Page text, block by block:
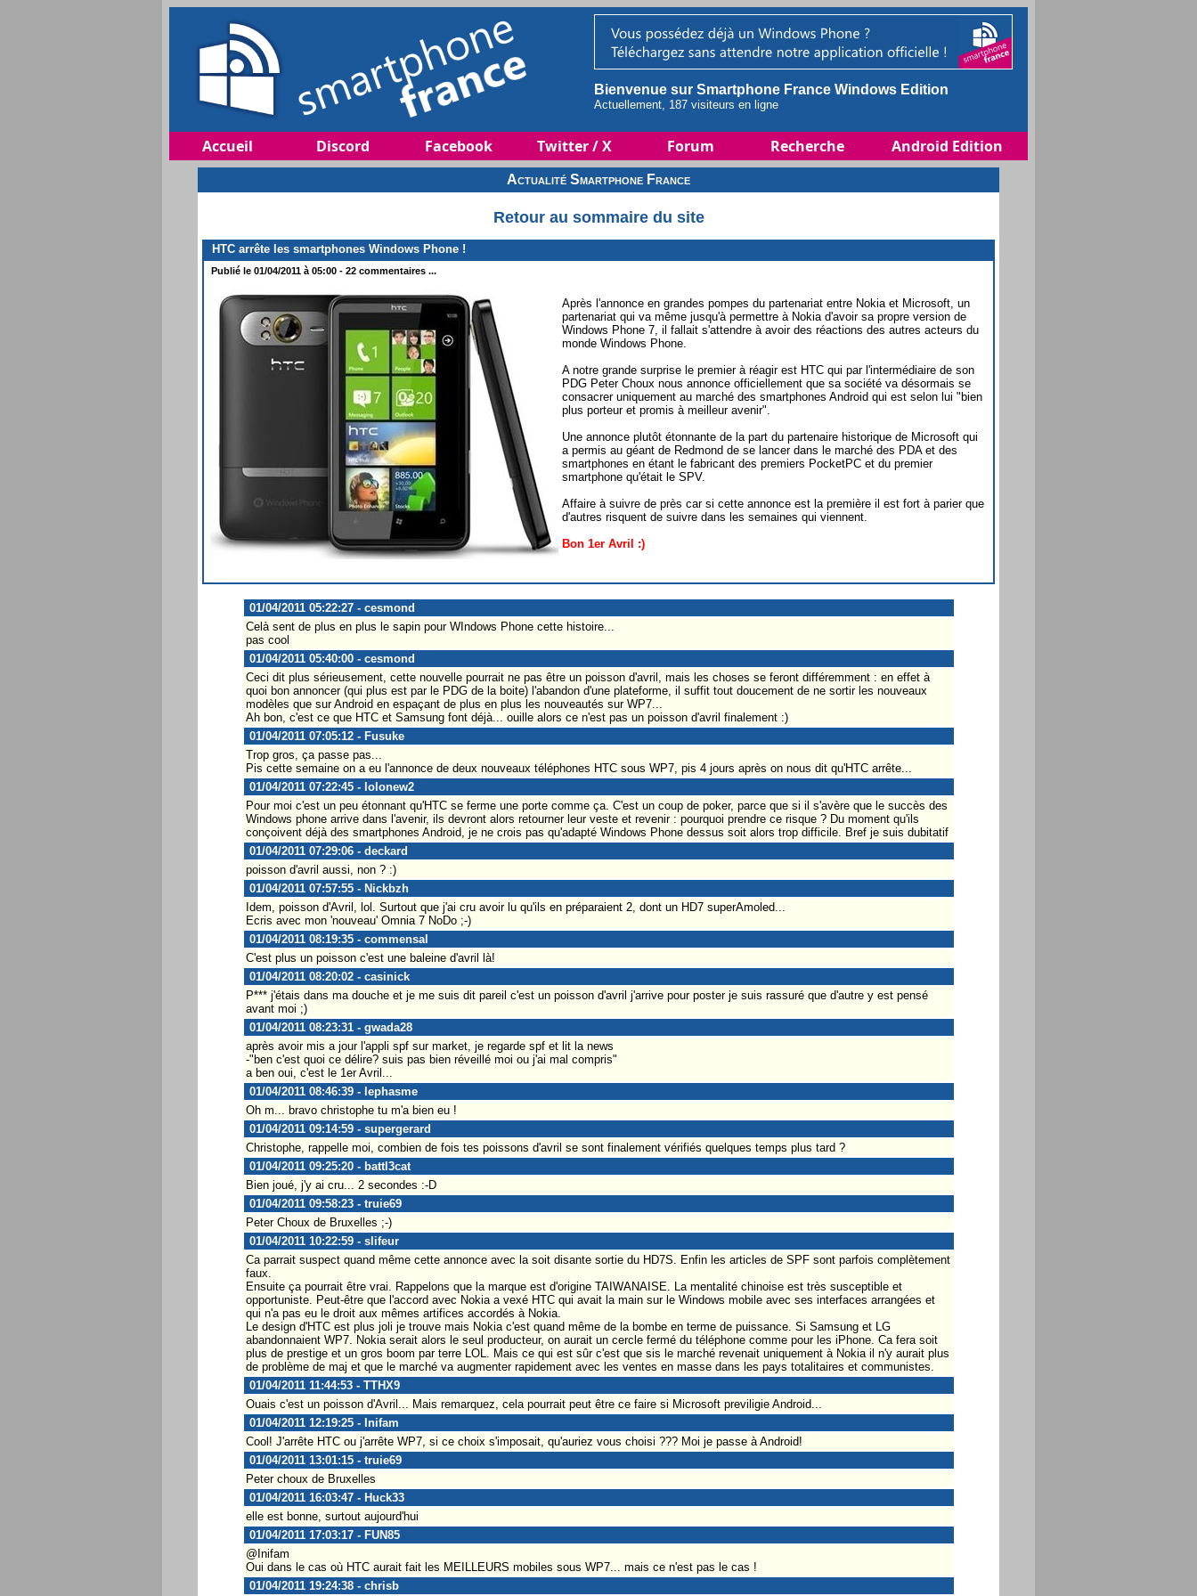
Bienvenue sur Smartphone France Windows Edition
Actuellement, 187 visiteurs en ligne
Accueil Discord Facebook Twitter / X Forum Recherche Android Edition
Actualité Smartphone France
Retour au sommaire du site
HTC arrête les smartphones Windows Phone !
Publié le 01/04/2011 à 05:00 - 22 commentaires ...
Après l'annonce en grandes pompes du partenariat entre Nokia et Microsoft, un
partenariat qui va même jusqu'à permettre à Nokia d'avoir sa propre version de
Windows Phone 7, il fallait s'attendre à avoir des réactions des autres acteurs du
monde Windows Phone.
A notre grande surprise le premier à réagir est HTC qui par l'intermédiaire de son
PDG Peter Choux nous annonce officiellement que sa société va désormais se
consacrer uniquement au marché des smartphones Android qui est selon lui "bien
plus porteur et promis à meilleur avenir".
Une annonce plutôt étonnante de la part du partenaire historique de Microsoft qui
a permis au géant de Redmond de se lancer dans le marché des PDA et des
smartphones en étant le fabricant des premiers PocketPC et du premier
smartphone qu'était le SPV.
Affaire à suivre de près car si cette annonce est la première il est fort à parier que
d'autres risquent de suivre dans les semaines qui viennent.
Bon 1er Avril :)
01/04/2011 05:22:27 - cesmond
Celà sent de plus en plus le sapin pour WIndows Phone cette histoire...
pas cool
01/04/2011 05:40:00 - cesmond
Ceci dit plus sérieusement, cette nouvelle pourrait ne pas être un poisson d'avril, mais les choses se feront différemment : en effet à
quoi bon annoncer (qui plus est par le PDG de la boite) l'abandon d'une plateforme, il suffit tout doucement de ne sortir les nouveaux
modèles que sur Android en espaçant de plus en plus les nouveautés sur WP7...
Ah bon, c'est ce que HTC et Samsung font déjà... ouille alors ce n'est pas un poisson d'avril finalement :)
01/04/2011 07:05:12 - Fusuke
Trop gros, ça passe pas...
Pis cette semaine on a eu l'annonce de deux nouveaux téléphones HTC sous WP7, pis 4 jours après on nous dit qu'HTC arrête...
01/04/2011 07:22:45 - lolonew2
Pour moi c'est un peu étonnant qu'HTC se ferme une porte comme ça. C'est un coup de poker, parce que si il s'avère que le succès des
Windows phone arrive dans l'avenir, ils devront alors retourner leur veste et revenir : pourquoi prendre ce risque ? Du moment qu'ils
conçoivent déjà des smartphones Android, je ne crois pas qu'adapté Windows Phone dessus soit alors trop difficile. Bref je suis dubitatif
01/04/2011 07:29:06 - deckard
poisson d'avril aussi, non ? :)
01/04/2011 07:57:55 - Nickbzh
Idem, poisson d'Avril, lol. Surtout que j'ai cru avoir lu qu'ils en préparaient 2, dont un HD7 superAmoled...
Ecris avec mon 'nouveau' Omnia 7 NoDo ;-)
01/04/2011 08:19:35 - commensal
C'est plus un poisson c'est une baleine d'avril là!
01/04/2011 08:20:02 - casinick
P*** j'étais dans ma douche et je me suis dit pareil c'est un poisson d'avril j'arrive pour poster je suis rassuré que d'autre y est pensé
avant moi ;)
01/04/2011 08:23:31 - gwada28
après avoir mis a jour l'appli spf sur market, je regarde spf et lit la news
-"ben c'est quoi ce délire? suis pas bien réveillé moi ou j'ai mal compris"
a ben oui, c'est le 1er Avril...
01/04/2011 08:46:39 - lephasme
Oh m... bravo christophe tu m'a bien eu !
01/04/2011 09:14:59 - supergerard
Christophe, rappelle moi, combien de fois tes poissons d'avril se sont finalement vérifiés quelques temps plus tard ?
01/04/2011 09:25:20 - battl3cat
Bien joué, j'y ai cru... 2 secondes :-D
01/04/2011 09:58:23 - truie69
Peter Choux de Bruxelles ;-)
01/04/2011 10:22:59 - slifeur
Ca parrait suspect quand même cette annonce avec la soit disante sortie du HD7S. Enfin les articles de SPF sont parfois complètement
faux.
Ensuite ça pourrait être vrai. Rappelons que la marque est d'origine TAIWANAISE. La mentalité chinoise est très susceptible et
opportuniste. Peut-être que l'accord avec Nokia a vexé HTC qui avait la main sur le Windows mobile avec ses interfaces arrangées et
qui n'a pas eu le droit aux mêmes artifices accordés à Nokia.
Le design d'HTC est plus joli je trouve mais Nokia c'est quand même de la bombe en terme de puissance. Si Samsung et LG
abandonnaient WP7. Nokia serait alors le seul producteur, on aurait un cercle fermé du téléphone comme pour les iPhone. Ca fera soit
plus de prestige et un gros boom par terre LOL. Mais ce qui est sûr c'est que sis le marché revenait uniquement à Nokia il n'y aurait plus
de problème de maj et que le marché va augmenter rapidement avec les ventes en masse dans les pays totalitaires et communistes.
01/04/2011 11:44:53 - TTHX9
Ouais c'est un poisson d'Avril... Mais remarquez, cela pourrait peut être ce faire si Microsoft previligie Android...
01/04/2011 12:19:25 - Inifam
Cool! J'arrête HTC ou j'arrête WP7, si ce choix s'imposait, qu'auriez vous choisi ??? Moi je passe à Android!
01/04/2011 13:01:15 - truie69
Peter choux de Bruxelles
01/04/2011 16:03:47 - Huck33
elle est bonne, surtout aujourd'hui
01/04/2011 17:03:17 - FUN85
@Inifam
Oui dans le cas où HTC aurait fait les MEILLEURS mobiles sous WP7... mais ce n'est pas le cas !
01/04/2011 19:24:38 - chrisb